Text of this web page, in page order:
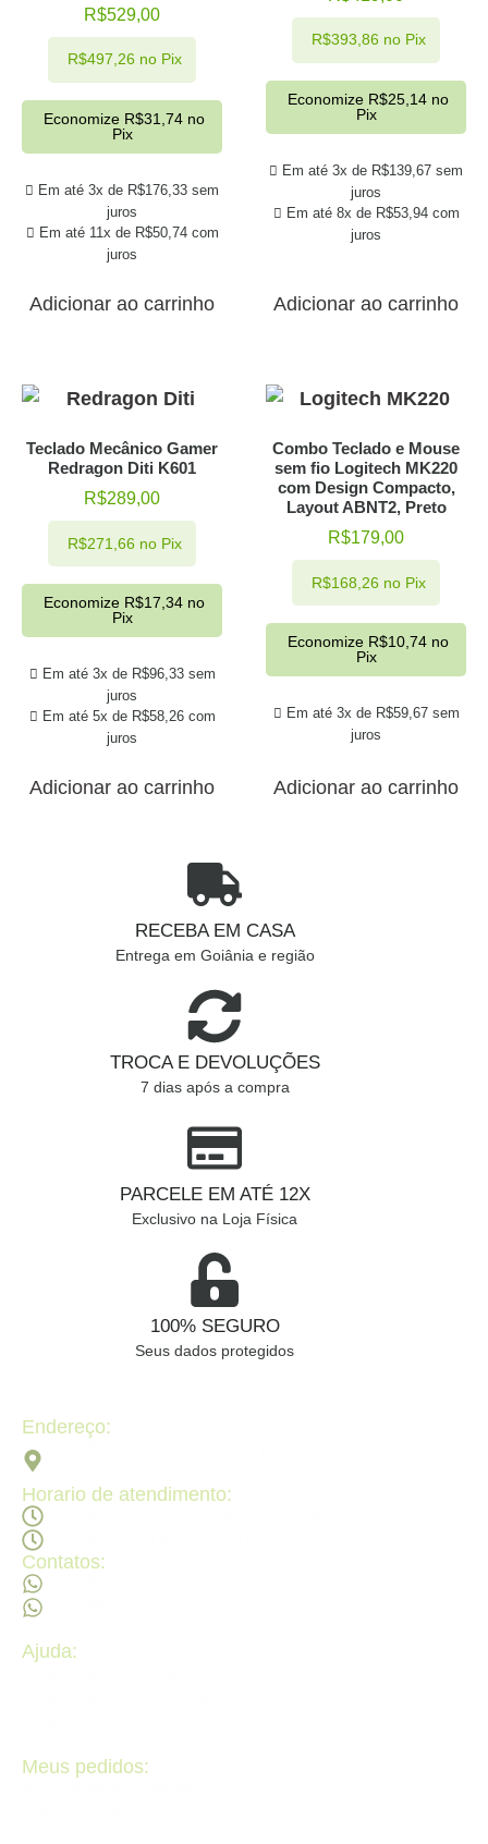
R$529,00
Em até 3x de R$176,33 sem
juros
Em até 11x de R$50,74com
juros
R$497,26 no Pix
Economize R$31,74 no
Pix
Adicionar ao carrinho
Em até 3x de R$139,67 sem
juros
Em até 8x de R$53,94com
juros
R$393,86 no Pix
Economize R$25,14 no
Pix
Adicionar ao carrinho
Teclado Mecânico Gamer
Redragon Diti K601
R$289,00
Em até 3x de R$96,33sem
juros
Em até 5x de R$58,26com
juros
R$271,66 no Pix
Economize R$17,34 no
Pix
Adicionar ao carrinho
Combo Teclado e Mouse
sem fio Logitech MK220
com Design Compacto,
Layout ABNT2, Preto
R$179,00
Em até 3x de R$59,67sem
juros
R$168,26 no Pix
Economize R$10,74 no
Pix
Adicionar ao carrinho
RECEBA EM CASA
Entrega em Goiânia e região
TROCA E DEVOLUÇÕES
7 dias após a compra
PARCELE EM ATÉ 12X
Exclusivo na Loja Física
100% SEGURO
Seus dados protegidos
Endereço:
Horario de atendimento:
Contatos:
Ajuda:
Meus pedidos: